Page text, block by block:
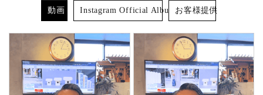
動画 Instagram Official Albumお客様提供